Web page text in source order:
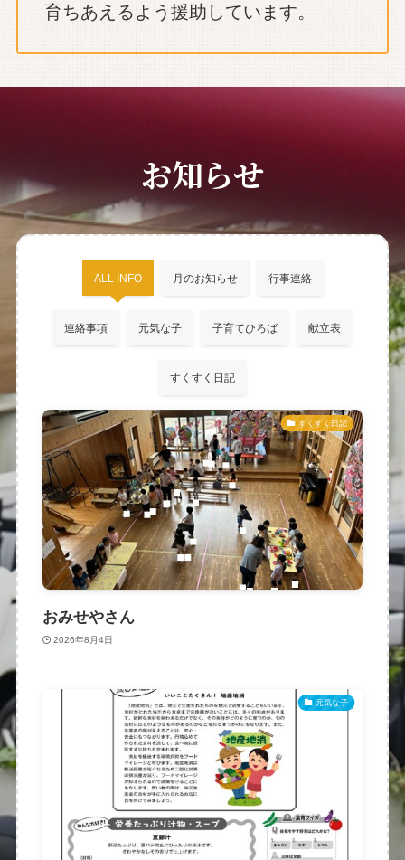
育ちあえるよう援助しています。
お知らせ
ALL INFO 月のお知らせ 行事連絡
連絡事項 元気な子 子育てひろば 献立表
すくすく日記
すくすく日記
おみせやさん
2026年8月4日
元気な子